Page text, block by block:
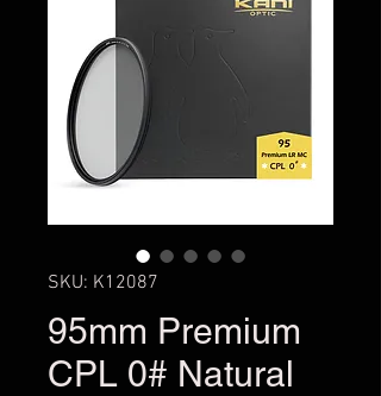
SKU: K12087
95mm Premium
CPL 0# Natural